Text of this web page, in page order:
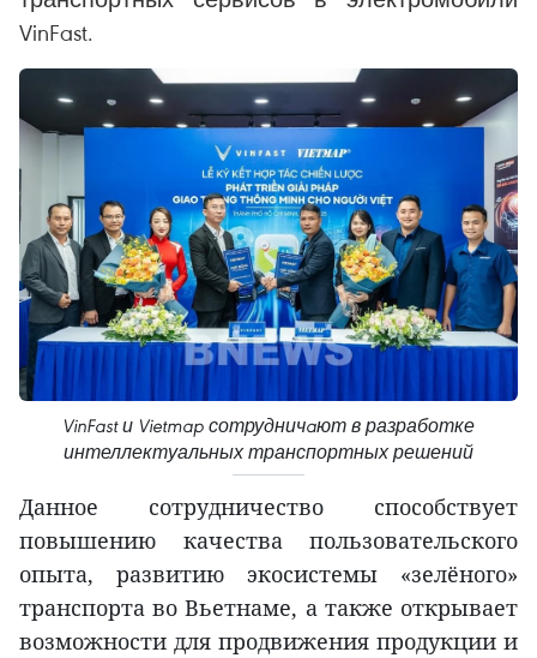
VinFast.
VinFast и Vietmap сотрудничaют в разработке
интеллектуальных транспортных решений
Данное сотрудничество способствует
повышению качества пользовательского
опыта, развитию экосистемы «зелёного»
транспорта во Вьетнаме, а также открывает
возможности для продвижения продукции и